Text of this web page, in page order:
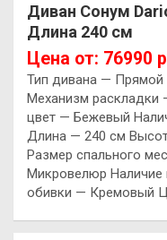
Диван Сонум
Длина 240 см
Цена от: 76990
Тип дивана —
Механизм раскладки
цвет — Бежевый
Длина — 240 см
Размер спального
Микровелюр
обивки — Кремовый